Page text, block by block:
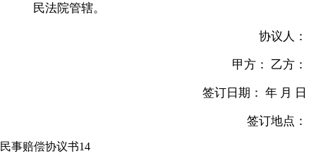
民法院管辖。
协议人：
甲方： 乙方：
签订日期： 年 月 日
签订地点：
民事赔偿协议书14